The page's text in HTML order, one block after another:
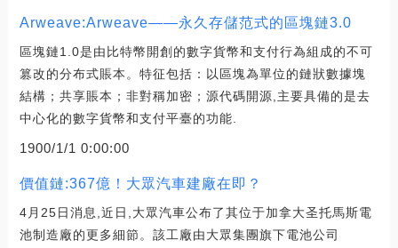
Arweave:Arweave——永久存儲范式的區塊鏈3.0
區塊鏈1.0是由比特幣開創的數字貨幣和支付行為組成的不可
篡改的分布式賬本。特征包括：以區塊為單位的鏈狀數據塊
結構；共享賬本；非對稱加密；源代碼開源,主要具備的是去
中心化的數字貨幣和支付平臺的功能.
1900/1/1 0:00:00
價值鏈:367億！大眾汽車建廠在即？
4月25日消息,近日,大眾汽車公布了其位于加拿大圣托馬斯電
池制造廠的更多細節。該工廠由大眾集團旗下電池公司